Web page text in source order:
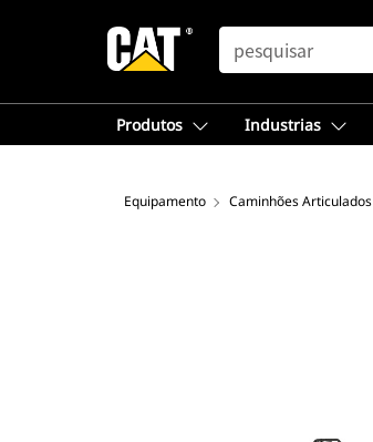
SEARCH
Produtos Industrias
Equipamento Caminhões Articulados